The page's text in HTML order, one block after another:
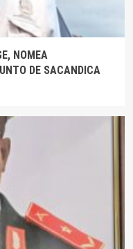
NOMEA
DE SACANDICA